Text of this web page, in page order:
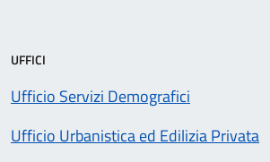
UFFICI
Ufficio Servizi Demografici
Ufficio Urbanistica ed Edilizia Privata